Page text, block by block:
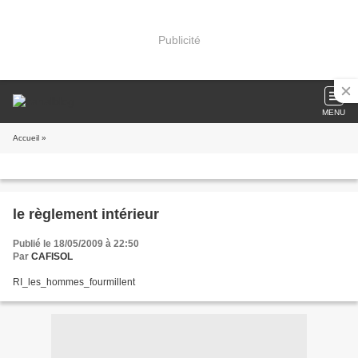
Publicité
MENU
Accueil »
le règlement intérieur
Publié le 18/05/2009 à 22:50
Par CAFISOL
RI_les_hommes_fourmillent